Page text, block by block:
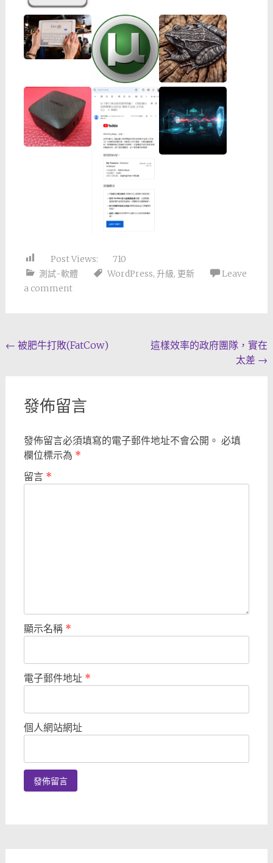
Post Views:
710
測試-軟體
WordPress, 升級, 更新
Leave
a comment
Post
← 被肥牛打敗(FatCow)
這樣效率的政府團隊，實在
太差 →
發佈留言
發佈留言必須填寫的電子郵件地址不會公開。 必填
欄位標示為 *
留言 *
顯示名稱 *
電子郵件地址 *
個人網站網址